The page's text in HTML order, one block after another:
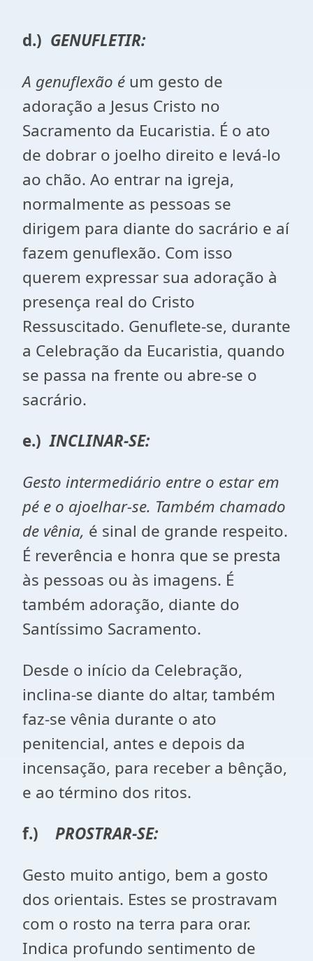
d.) GENUFLETIR:
A genuflexão é um gesto de
adoração a Jesus Cristo no
Sacramento da Eucaristia. É o ato
de dobrar o joelho direito e levá-lo
ao chão. Ao entrar na igreja,
normalmente as pessoas se
dirigem para diante do sacrário e aí
fazem genuflexão. Com isso
querem expressar sua adoração à
presença real do Cristo
Ressuscitado. Genuflete-se, durante
a Celebração da Eucaristia, quando
se passa na frente ou abre-se o
sacrário.
e.)INCLINAR-SE:
Gesto intermediário entre o estar em
pé e o ajoelhar-se. Também chamado
de vênia, é sinal de grande respeito.
É reverência e honra que se presta
às pessoas ou às imagens. É
também adoração, diante do
Santíssimo Sacramento.
Desde o início da Celebração,
inclina-se diante do altar, também
faz-se vênia durante o ato
penitencial, antes e depois da
incensação, para receber a bênção,
e ao término dos ritos.
f.) PROSTRAR-SE:
Gesto muito antigo, bem a gosto
dos orientais. Estes se prostravam
com o rosto na terra para orar.
Indica profundo sentimento de